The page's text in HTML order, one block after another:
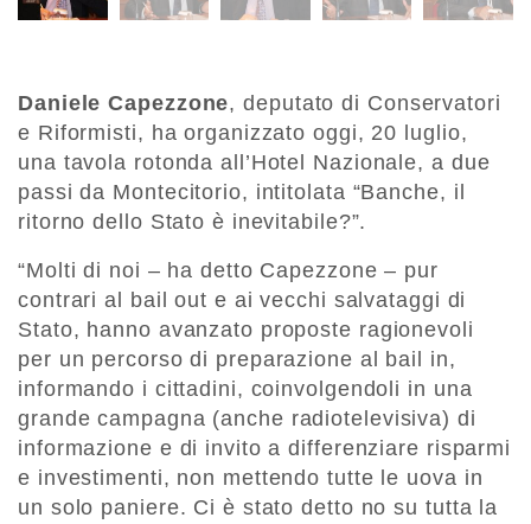
Daniele Capezzone, deputato di Conservatori
e Riformisti, ha organizzato oggi, 20 luglio,
una tavola rotonda all’Hotel Nazionale, a due
passi da Montecitorio, intitolata “Banche, il
ritorno dello Stato è inevitabile?”.
“Molti di noi – ha detto Capezzone – pur
contrari al bail out e ai vecchi salvataggi di
Stato, hanno avanzato proposte ragionevoli
per un percorso di preparazione al bail in,
informando i cittadini, coinvolgendoli in una
grande campagna (anche radiotelevisiva) di
informazione e di invito a differenziare risparmi
e investimenti, non mettendo tutte le uova in
un solo paniere. Ci è stato detto no su tutta la